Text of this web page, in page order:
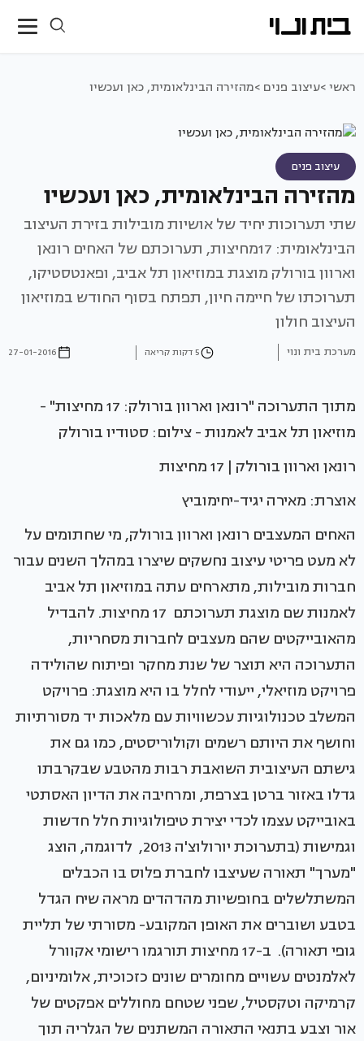
ראשי >עיצוב פנים >מהזירה הבינלאומית, כאן ועכשיו
עיצוב פנים
מהזירה הבינלאומית, כאן ועכשיו
שתי תערוכות יחיד של אושיות מובילות בזירת העיצוב
הבינלאומית: 17מחיצות, תערוכתם של האחים רונאן
וארוון בורולק מוצגת במוזיאון תל אביב, ופאנטסטיקו,
תערוכתו של חיימה חיון, תפתח בסוף החודש במוזיאון
העיצוב חולון
מערכת בית ונוי 5 דקות קריאה 27-01-2016
מתוך התערוכה "רונאן וארוון בורולק: 17 מחיצות" -
מוזיאון תל אביב לאמנות - צילום: סטודיו בורולק
רונאן וארוון בורולק | 17 מחיצות
אוצרת: מאירה יגיד-יחימוביץ
האחים המעצבים רונאן וארוון בורולק, מי שחתומים על
לא מעט פריטי עיצוב נחשקים שיצרו במהלך השנים עבור
חברות מובילות, מתארחים עתה במוזיאון תל אביב
לאמנות שם מוצגת תערוכתם 17 מחיצות. להבדיל
מהאובייקטים שהם מעצבים לחברות מסחריות,
התערוכה היא תוצר של שנת מחקר ופיתוח שהולידה
פרויקט מוזיאלי, ייעודי לחלל בו היא מוצגת: פרויקט
המשלב טכנולוגיות עכשוויות עם מלאכות יד מסורתיות
וחושף את היותם רשמים וקולוריסטים, כמו גם את
גישתם העיצובית השואבת רבות מהטבע שבקרבתו
גדלו באזור ברטן בצרפת, ומרחיבה את הדיון האסתטי
באובייקט עצמו לכדי יצירת טיפולוגיות חלל חדשות
וגמישות (בתערוכת יורולוצ'ה 2013, לדוגמה, הוצג
"מערך" תאורה שעיצבו לחברת פלוס בו הכבלים
המשתלשלים בחופשיות מהדהדים מראה שיח הגדל
בטבע ושוברים את האופן המקובע- מסורתי של תליית
גופי תאורה). ב-17 מחיצות תורגמו רישומי אקוורל
לאלמנטים עשויים מחומרים שונים כזכוכית, אלומיניום,
קרמיקה וטקסטיל, שפני שטחם מחוללים אפקטים של
אור וצבע בתנאי התאורה המשתנים של הגלריה תוך